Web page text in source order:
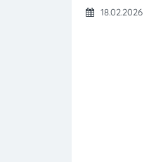
18.02.2026